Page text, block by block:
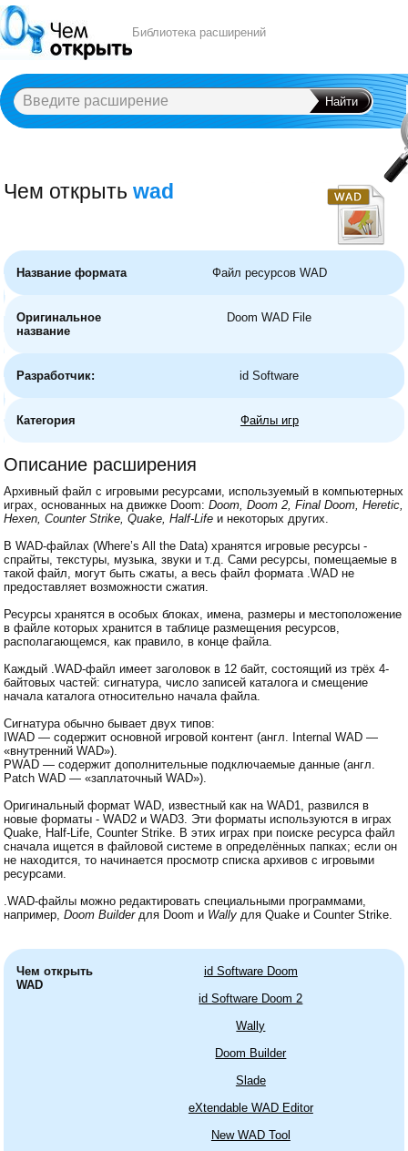
Библиотека расширений
A B C E G H I T U V W X
Чем открытьwad
Название формата Файл ресурсов WAD
Оригинальное
название
Doom WAD File
Разработчик: id Software
Категория Файлы игр
Описание расширения
Архивный файл с игровыми ресурсами, используемый в компьютерных
играх, основанных на движке Doom:Doom, Doom 2, Final Doom, Heretic,
Hexen, Counter Strike, Quake, Half-Life и некоторых других.
В WAD-файлах (Where’s All the Data) хранятся игровые ресурсы -
спрайты, текстуры, музыка, звуки и т.д. Сами ресурсы, помещаемые в
такой файл, могут быть сжаты, а весь файл формата .WAD не
предоставляет возможности сжатия.
Ресурсы хранятся в особых блоках, имена, размеры и местоположение
в файле которых хранится в таблице размещения ресурсов,
располагающемся, как правило, в конце файла.
Каждый .WAD-файл имеет заголовок в 12 байт, состоящий из трёх 4-
байтовых частей: сигнатура, число записей каталога и смещение
начала каталога относительно начала файла.
Сигнатура обычно бывает двух типов:
IWAD — содержит основной игровой контент (англ. Internal WAD —
«внутренний WAD»).
PWAD — содержит дополнительные подключаемые данные (англ.
Patch WAD — «заплаточный WAD»).
Оригинальный формат WAD, известный как на WAD1, развился в
новые форматы - WAD2 и WAD3. Эти форматы используются в играх
Quake, Half-Life, Counter Strike. В этих играх при поиске ресурса файл
сначала ищется в файловой системе в определённых папках; если он
не находится, то начинается просмотр списка архивов с игровыми
ресурсами.
.WAD-файлы можно редактировать специальными программами,
например,Doom Builderдля Doom и Wally для Quake и Counter Strike.
Чем открыть
WAD
id Software Doom
id Software Doom 2
Wally
Doom Builder
Slade
eXtendable WAD Editor
New WAD Tool